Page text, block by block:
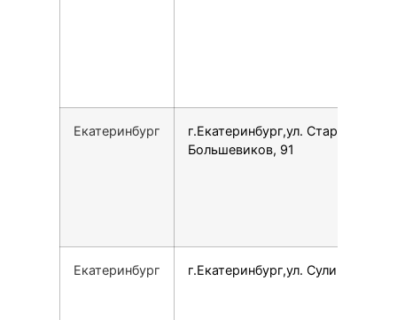
Екатеринбург
г.Екатеринбург,ул. Старых
Большевиков, 91
Екатеринбург г.Екатеринбург,ул. Сулимова, 23